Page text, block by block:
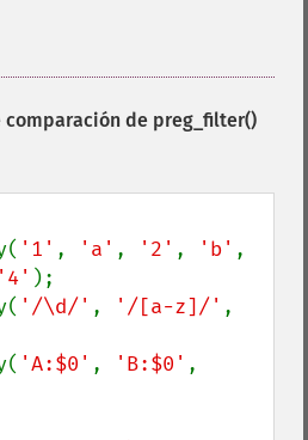
comparación de preg_filter()
'1' , 'a' , '2' , 'b'
'4'
'/\d/' , '/[a-z]/'
'A:$0' , 'B:$0'